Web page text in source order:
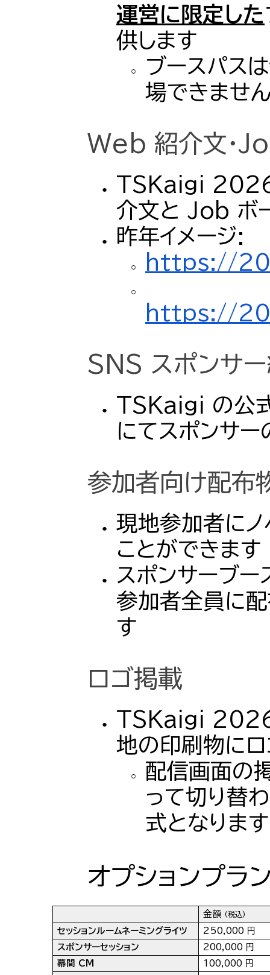
運営に限定した
供します
ブースパス
場できませ
Web 紹介文・
TSKaigi 2026
介文と Job ボ
昨年イメージ:
https://
https://
SNS スポンサ
TSKaigi の
にてスポンサー
参加者向け配布
現地参加者にノ
ことができます
スポンサーブー
参加者全員に
す
ロゴ掲載
TSKaigi 2026
地の印刷物に
配信画面の
って切り替
式となります
オプションプラ
金額 (税込)
セッションルームネーミングライツ
250,000 円
スポンサーセッション
200,000 円
幕間 CM
100,000 円